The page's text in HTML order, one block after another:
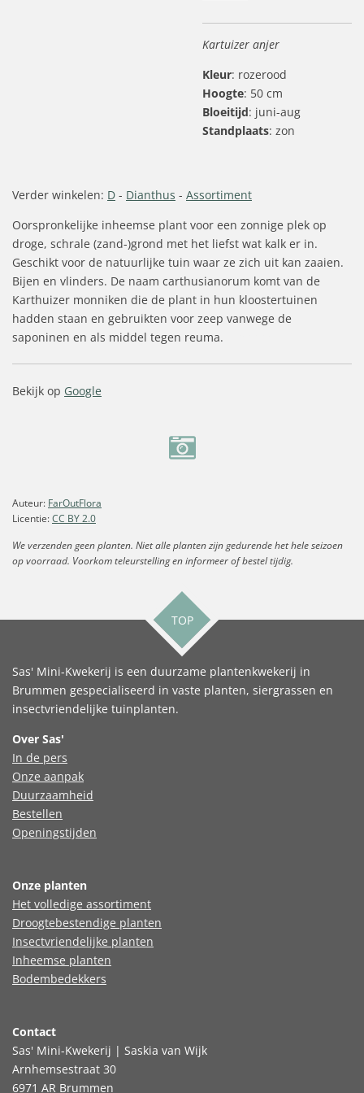
Kartuizer anjer
Kleur: rozerood
Hoogte: 50 cm
Bloeitijd: juni-aug
Standplaats: zon
Verder winkelen: D - Dianthus - Assortiment
Oorspronkelijke inheemse plant voor een zonnige plek op
droge, schrale (zand-)grond met het liefst wat kalk er in.
Geschikt voor de natuurlijke tuin waar ze zich uit kan zaaien.
Bijen en vlinders. De naam carthusianorum komt van de
Karthuizer monniken die de plant in hun kloostertuinen
hadden staan en gebruikten voor zeep vanwege de
saponinen en als middel tegen reuma.
Bekijk op Google
Auteur: FarOutFlora
Licentie: CC BY 2.0
We verzenden geen planten. Niet alle planten zijn gedurende het hele seizoen
op voorraad. Voorkom teleurstelling en informeer of bestel tijdig.
TOP
Sas' Mini-Kwekerij is een duurzame plantenkwekerij in
Brummen gespecialiseerd in vaste planten, siergrassen en
insectvriendelijke tuinplanten.
Over Sas'
In de pers
Onze aanpak
Duurzaamheid
Bestellen
Openingstijden
Onze planten
Het volledige assortiment
Droogtebestendige planten
Insectvriendelijke planten
Inheemse planten
Bodembedekkers
Contact
Sas' Mini-Kwekerij | Saskia van Wijk
Arnhemsestraat 30
6971 AR Brummen